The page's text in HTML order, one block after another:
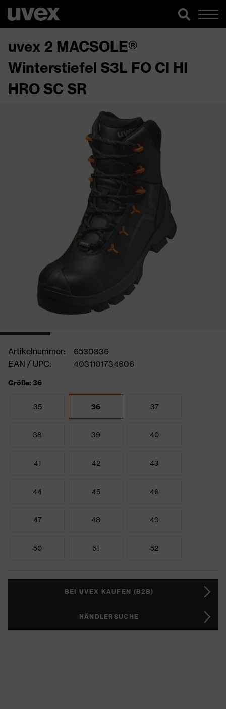
uvex 2 MACSOLE®
Winterstiefel S3L FO CI HI
HRO SC SR
Artikelnummer:
6530336
EAN / UPC:
4031101734606
Größe: 36
35 36 37
38 39 40
41 42 43
44 45 46
47 48 49
50 51 52
BEI UVEX KAUFEN (B2B)
HÄNDLERSUCHE